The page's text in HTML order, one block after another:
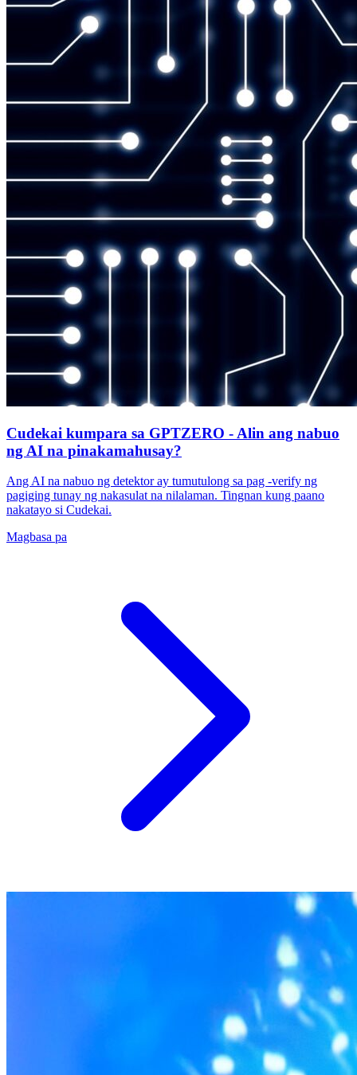
Cudekai kumpara sa GPTZERO - Alin ang nabuo
ng AI na pinakamahusay?
Ang AI na nabuo ng detektor ay tumutulong sa pag -verify ng
pagiging tunay ng nakasulat na nilalaman. Tingnan kung paano
nakatayo si Cudekai.
Magbasa pa